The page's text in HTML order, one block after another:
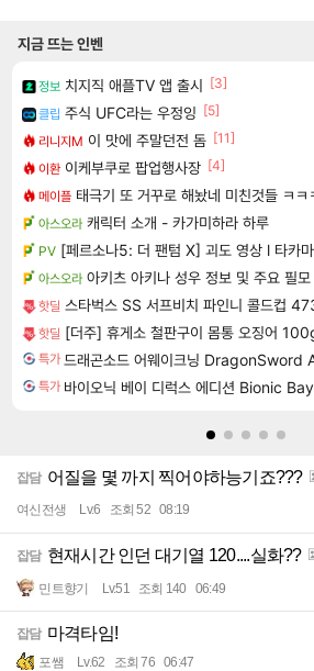
지금 뜨는 인벤
정보 치지직 애플TV 앱 출시 [3]
클립 주식 UFC라는 우정잉 [5]
리니지M 이 맛에 주말던전 돔 [11]
이환 이케부쿠로 팝업행사장 [4]
메이플 태극기 또 거꾸로 해놨네 미친것들 ㅋㅋ
아스오라 캐릭터 소개 - 카가미하라 하루
PV [페르소나5: 더 팬텀 X] 괴도 영상 l 타카
아스오라 아키츠 아키나 성우 정보 및 주요 필모
핫딜 스타벅스 SS 서프비치 파인니 콜드컵
핫딜 [더주] 휴게소 철판구이 몸통 오징어
특가
특가
잡담 어질을 몇 까지 찍어야하능기죠???
여신전생 Lv.6 조회 52 08:19
잡담 현재시간 인던 대기열 120....실화??
민트향기 Lv.51 조회 140 06:49
잡담 마격타임!
포쌤 Lv.62 조회 76 06:47